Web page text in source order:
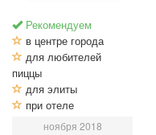
Рекомендуем
в центре города
для любителей
пиццы
для элиты
при отеле
ноября 2018